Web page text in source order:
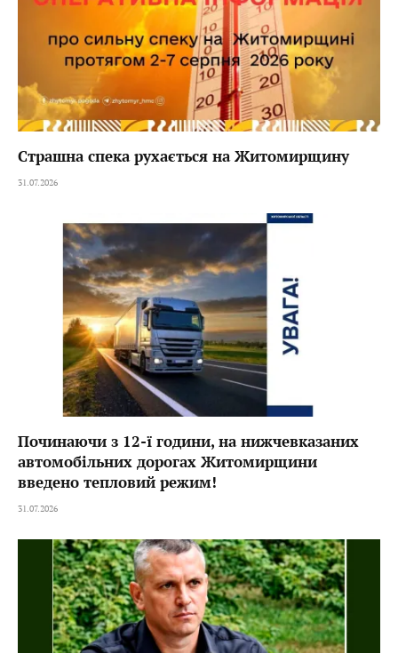
Страшна спека рухається на Житомирщину
31.07.2026
Починаючи з 12-ї години, на нижчевказаних
автомобільних дорогах Житомирщини
введено тепловий режим!
31.07.2026